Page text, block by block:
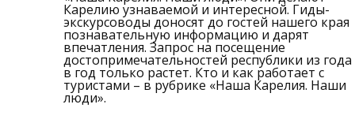
Карелию узнаваемой и интересной. Гиды-
экскурсоводы доносят до гостей нашего края
познавательную информацию и дарят
впечатления. Запрос на посещение
достопримечательностей республики из года
в год только растет. Кто и как работает с
туристами – в рубрике «Наша Карелия. Наши
люди».